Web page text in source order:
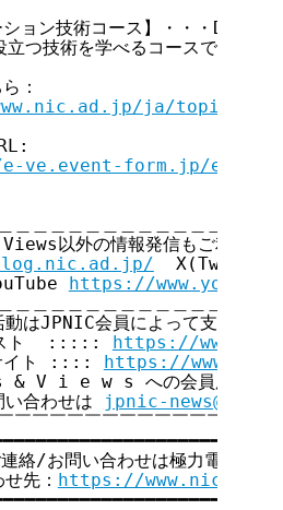
ョン技術コース】・・・DNS、
つ技術を学べるコースです。
：
ja/topics/
ve.event-form.jp/event/
以外の情報発信もご利用く
https://
はJPNIC会員によって支えら
ト  :::::
https://
イト ::::
https://
V i e w s への会員広告無料
わせは
jpnic-
￣￣￣￣￣￣￣￣￣￣￣￣￣￣
/お問い合わせは極力電子メー
先：
https://